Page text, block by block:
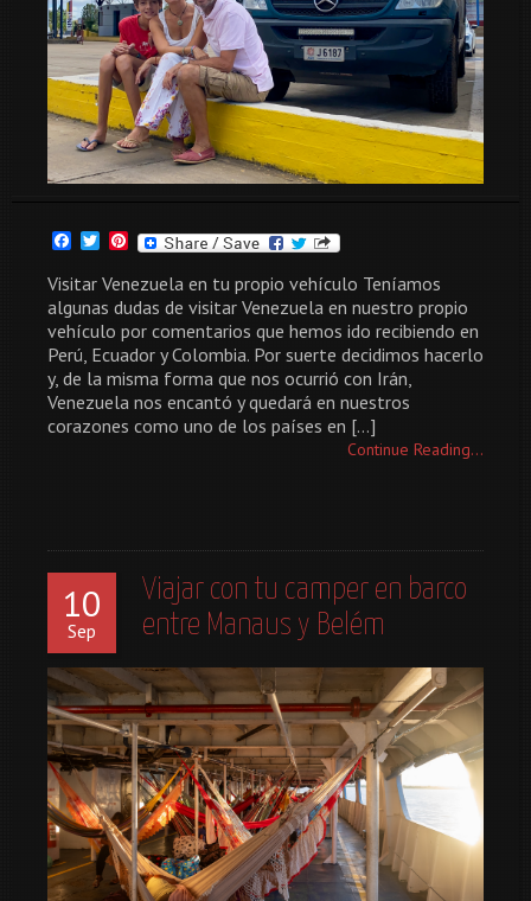
Facebook
TwitterPinterest
Visitar Venezuela en tu propio vehículo Teníamos
algunas dudas de visitar Venezuela en nuestro propio
vehículo por comentarios que hemos ido recibiendo en
Perú, Ecuador y Colombia. Por suerte decidimos hacerlo
y, de la misma forma que nos ocurrió con Irán,
Venezuela nos encantó y quedará en nuestros
corazones como uno de los países en […]
Continue Reading...
10
Sep
Viajar con tu camper en barco
entre Manaus y Belém